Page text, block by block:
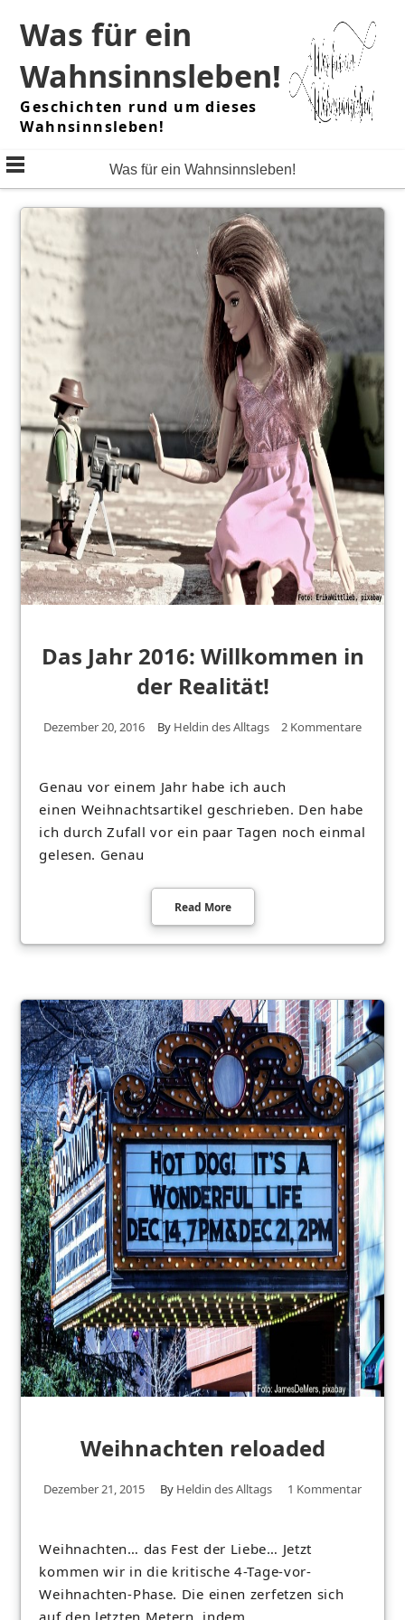
content
Was für ein
Wahnsinnsleben!
Geschichten rund um dieses
Wahnsinnsleben!
Was für ein Wahnsinnsleben!
Das Jahr 2016: Willkommen in
der Realität!
Dezember 20, 2016 By Heldin des Alltags 2 Kommentare
Genau vor einem Jahr habe ich auch
einen Weihnachtsartikel geschrieben. Den habe
ich durch Zufall vor ein paar Tagen noch einmal
gelesen. Genau
Read More
Weihnachten reloaded
Dezember 21, 2015 By Heldin des Alltags 1 Kommentar
Weihnachten… das Fest der Liebe… Jetzt
kommen wir in die kritische 4-Tage-vor-
Weihnachten-Phase. Die einen zerfetzen sich
auf den letzten Metern, indem